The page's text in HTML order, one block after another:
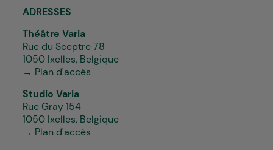
ADRESSES
Théâtre Varia
Rue du Sceptre 78
1050 Ixelles, Belgique
→ Plan d'accès
Studio Varia
Rue Gray 154
1050 Ixelles, Belgique
→ Plan d'accès